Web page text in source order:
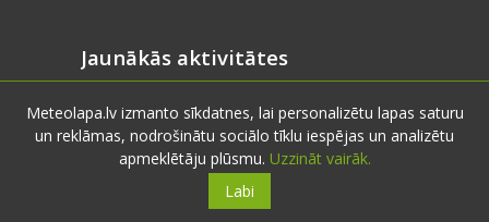
Jaunākās aktivitātes
Augusta saule
Šodien 12:54 ·Mārča
lightning
Meteolapa.lv izmanto sīkdatnes, lai personalizētu lapas saturu
un reklāmas, nodrošinātu sociālo tīklu iespējas un analizētu
apmeklētāju plūsmu. Uzzināt vairāk.
Labi